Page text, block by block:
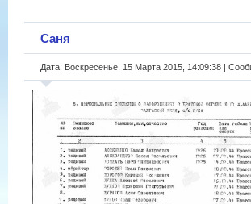
Саня
Дата: Воскресенье, 15 Марта 2015, 14:09:38 |